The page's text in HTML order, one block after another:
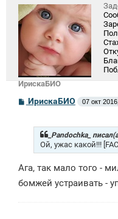
ИрискаБИО
С
е
ИрискаБИО 07 окт
_Pandochka_
Ой, ужас какой!!!
Ага, так мало того -
бомжей устраивать -